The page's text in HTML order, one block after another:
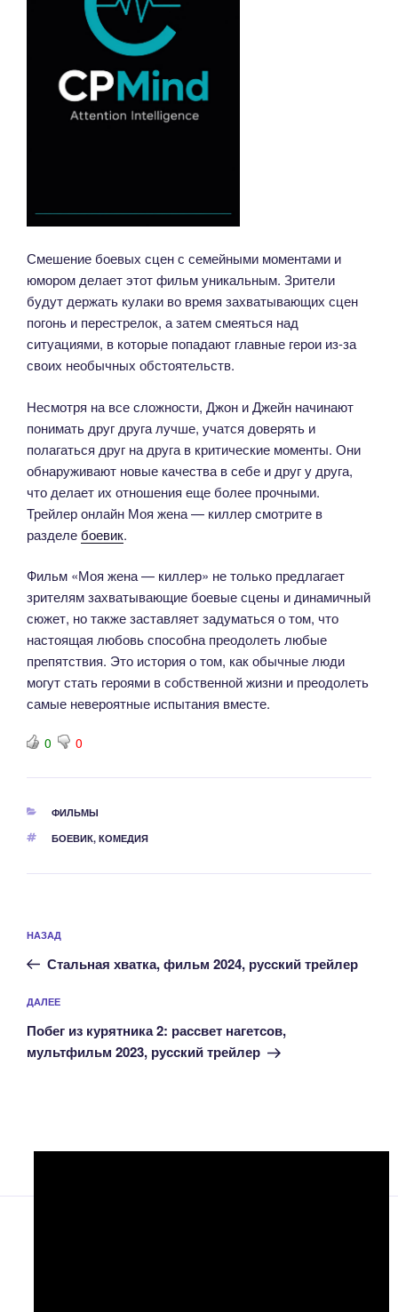
Смешение боевых сцен с семейными моментами и
юмором делает этот фильм уникальным. Зрители
будут держать кулаки во время захватывающих сцен
погонь и перестрелок, а затем смеяться над
ситуациями, в которые попадают главные герои из-за
своих необычных обстоятельств.
Несмотря на все сложности, Джон и Джейн начинают
понимать друг друга лучше, учатся доверять и
полагаться друг на друга в критические моменты. Они
обнаруживают новые качества в себе и друг у друга,
что делает их отношения еще более прочными.
Трейлер онлайн Моя жена — киллер смотрите в
разделебоевик.
Фильм «Моя жена — киллер» не только предлагает
зрителям захватывающие боевые сцены и динамичный
сюжет, но также заставляет задуматься о том, что
настоящая любовь способна преодолеть любые
препятствия. Это история о том, как обычные люди
могут стать героями в собственной жизни и преодолеть
самые невероятные испытания вместе.
0 0
РУБРИКИ
ФИЛЬМЫ
МЕТКИ
БОЕВИК, КОМЕДИЯ
по
записям
Предыдущая
запись:
НАЗАД
Стальная хватка, фильм 2024, русский трейлер
Следующая
запись
ДАЛЕЕ
Побег из курятника 2: рассвет нагетсов,
мультфильм 2023, русский трейлер